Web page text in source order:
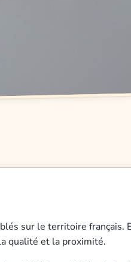
sur le territoire français.
qualité et la proximité.